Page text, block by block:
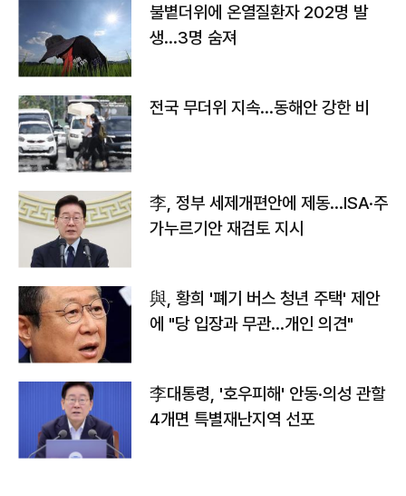
불볕더위에 온열질환자 202명 발
생…3명 숨져
전국 무더위 지속…동해안 강한 비
李, 정부 세제개편안에 제동…ISA·주
가누르기안 재검토 지시
與, 황희 '폐기 버스 청년 주택' 제안
에 "당 입장과 무관…개인 의견"
李대통령, '호우피해' 안동·의성 관할
4개면 특별재난지역 선포